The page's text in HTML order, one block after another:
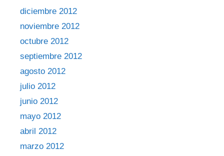
diciembre 2012
noviembre 2012
octubre 2012
septiembre 2012
agosto 2012
julio 2012
junio 2012
mayo 2012
abril 2012
marzo 2012